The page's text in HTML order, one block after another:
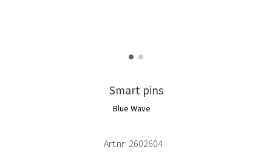
Smart pins
Blue Wave
Art.nr: 2602604